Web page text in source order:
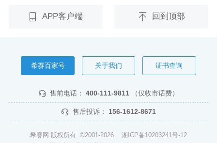
APP客户端 回到顶部
希赛百家号 关于我们 证书查询
售前电话： 400-111-9811 （仅收市话费）
售后投诉： 156-1612-8671
希赛网 版权所有 ©2001-2026 湘ICP备10203241号-12